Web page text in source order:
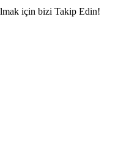
için bizi Takip Edin!